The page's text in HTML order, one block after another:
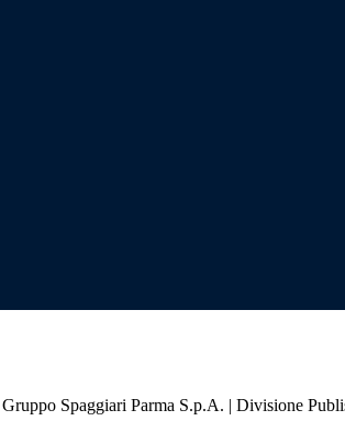
Spaggiari Parma S.p.A. | Divisione